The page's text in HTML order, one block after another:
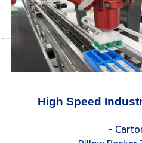
High Speed
-